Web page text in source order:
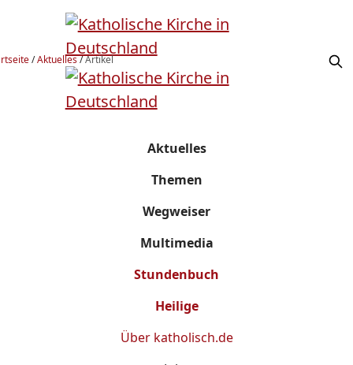
/Aktuelles/Artikel
Aktuelles
Themen
Wegweiser
Multimedia
Stundenbuch
Heilige
Über katholisch.de